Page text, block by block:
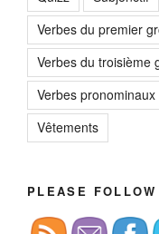
Verbes du premier
Verbes du troisième
Verbes pronominaux
Vêtements
PLEASE